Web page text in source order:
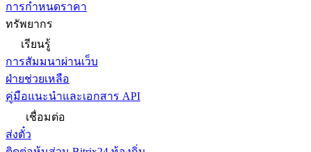
การกำหนดราคา
ทรัพยากร
เรียนรู้
การสัมมนาผ่านเว็บ
ฝ่ายช่วยเหลือ
คู่มือแนะนำและเอกสาร API
เชื่อมต่อ
ส่งตั๋ว